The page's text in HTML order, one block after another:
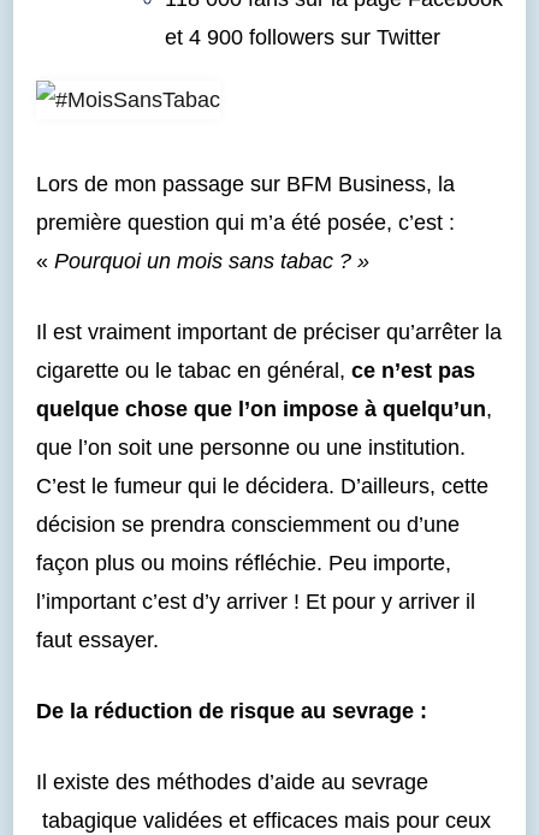
et 4 900 followers sur Twitter
Lors de mon passage sur BFM Business, la
première question qui m’a été posée, c’est :
« Pourquoi un mois sans tabac ? »
Il est vraiment important de préciser qu’arrêter la
cigarette ou le tabac en général, ce n’est pas
quelque chose que l’on impose à quelqu’un,
que l’on soit une personne ou une institution.
C’est le fumeur qui le décidera. D’ailleurs, cette
décision se prendra consciemment ou d’une
façon plus ou moins réfléchie. Peu importe,
l’important c’est d’y arriver ! Et pour y arriver il
faut essayer.
De la réduction de risque au sevrage :
Il existe des méthodes d’aide au sevrage
tabagique validées et efficaces mais pour ceux